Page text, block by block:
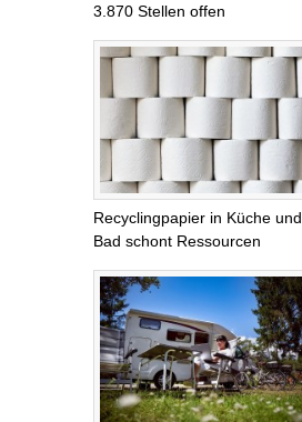
3.870 Stellen offen
Recyclingpapier in Küche und
Bad schont Ressourcen